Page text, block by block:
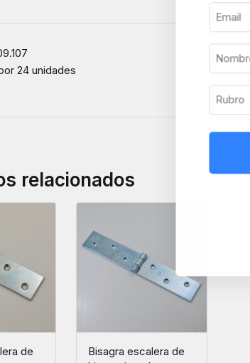
24 unidades
relacionados
de
Bisagra escalera de